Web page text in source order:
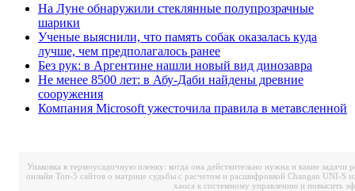
На Луне обнаружили стеклянные полупрозрачные
шарики
Ученые выяснили, что память собак оказалась куда
лучше, чем предполагалось ранее
Без рук: в Аргентине нашли новый вид динозавра
Не менее 8500 лет: в Абу-Даби найдены древние
сооружения
Компания Microsoft ужесточила правила в метавсленной
Упаковка в термоусадочную пленку: когда она действительно нужна и какие задачи
онлайн Топ-5 сайтов о матрице судьбы с расчетом и расшифровкой Changan UNI-S
хаоса к системному управлению и повысить